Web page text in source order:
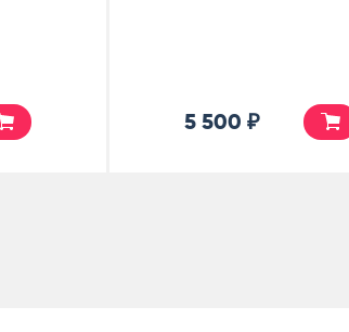
6 500 ₽